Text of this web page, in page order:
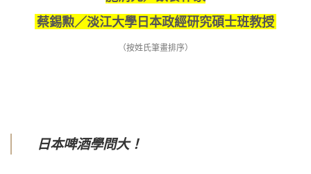
蔡錫勲／淡江大學日本政經研究碩士班教授
（按姓氏筆畫排序）
日本啤酒學問大！